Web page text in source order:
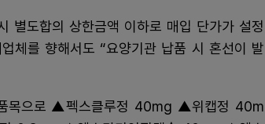
별도합의 상한금액 이하로 매입 단가가 설정
체를 향해서도 “요양기관 납품 시 혼선이 발
목으로 ▲펙스클루정 40mg ▲위캡정 40m